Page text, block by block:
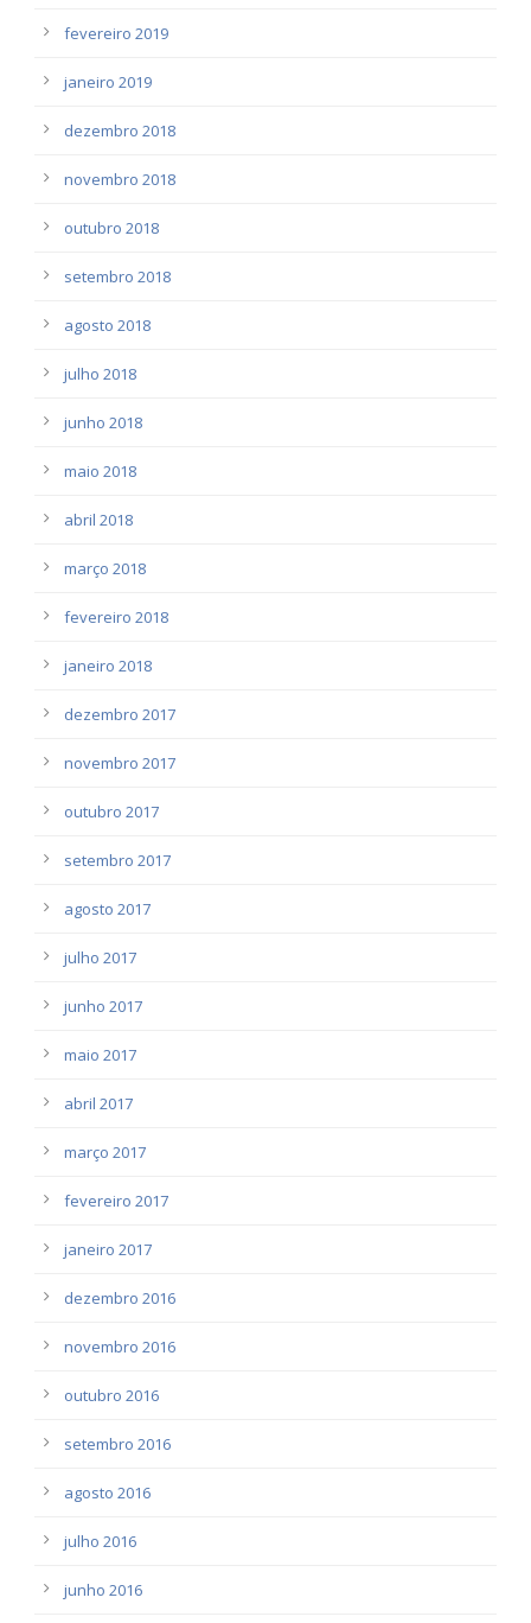
fevereiro 2019
janeiro 2019
dezembro 2018
novembro 2018
outubro 2018
setembro 2018
agosto 2018
julho 2018
junho 2018
maio 2018
abril 2018
março 2018
fevereiro 2018
janeiro 2018
dezembro 2017
novembro 2017
outubro 2017
setembro 2017
agosto 2017
julho 2017
junho 2017
maio 2017
abril 2017
março 2017
fevereiro 2017
janeiro 2017
dezembro 2016
novembro 2016
outubro 2016
setembro 2016
agosto 2016
julho 2016
junho 2016